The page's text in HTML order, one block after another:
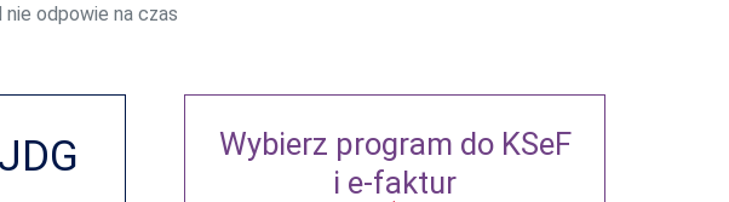
odpowie na czas
Wybierz program do KSeF
i e-faktur